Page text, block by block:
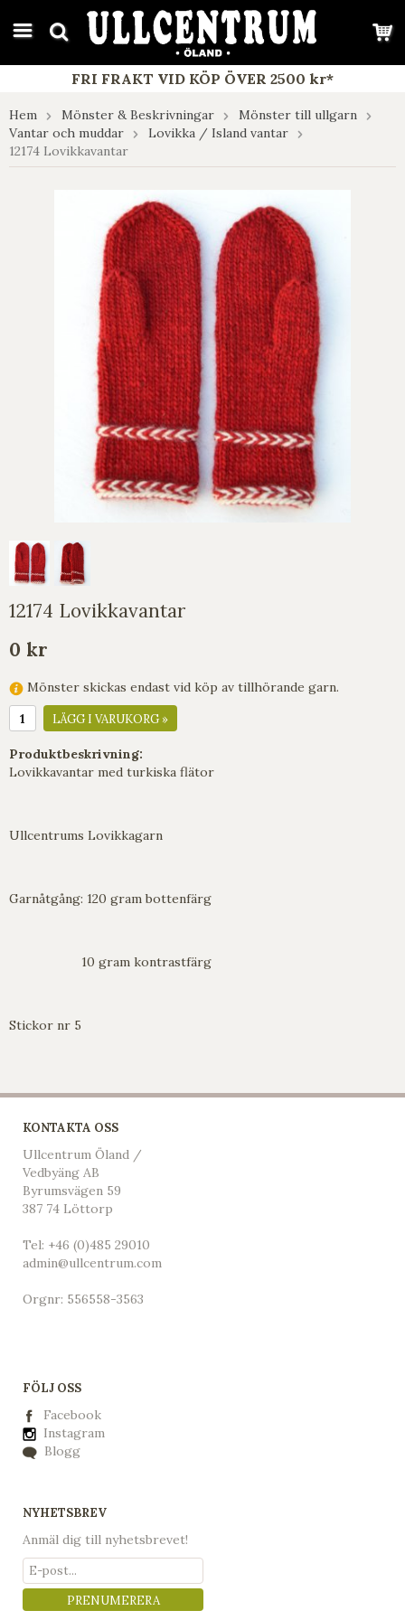
google-site-verification: google7e4b1026db5d9f32.html
FRI FRAKT VID KÖP ÖVER 2500 kr*
Hem Mönster & Beskrivningar
Mönster till ullgarn
Vantar och muddar
Lovikka / Island vantar
12174 Lovikkavantar
12174 Lovikkavantar
0 kr
Mönster skickas endast vid köp av tillhörande garn.
LÄGG I VARUKORG »
Produktbeskrivning:
Lovikkavantar med turkiska flätor
Ullcentrums Lovikkagarn
Garnåtgång: 120 gram bottenfärg
10 gram kontrastfärg
Stickor nr 5
KONTAKTA OSS
Ullcentrum Öland /
Vedbyäng AB
Byrumsvägen 59
387 74 Löttorp
Tel: +46 (0)485 29010
admin@ullcentrum.com
Orgnr: 556558-3563
FÖLJ OSS
Facebook
Instagram
Blogg
NYHETSBREV
Anmäl dig till nyhetsbrevet!
PRENUMERERA